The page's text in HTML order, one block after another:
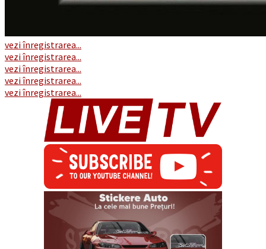
vezi înregistrarea...
vezi înregistrarea...
vezi înregistrarea...
vezi înregistrarea...
vezi înregistrarea...